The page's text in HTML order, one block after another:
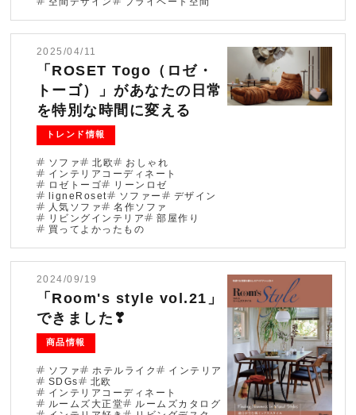
採用情報
オンラインショッ
プ
2025/04/11
「ROSET Togo（ロゼ・
トーゴ）」があなたの日常
を特別な時間に変える
トレンド情報
ソファ 北欧
おしゃれ
インテリアコーディネート
ロゼトーゴ
リーンロゼ
ligneRoset
ソファー
デザイン
人気ソファ
名作ソファ
リビングインテリア
部屋作り
買ってよかったもの
2024/09/19
「Room's style vol.21」
できました❣
商品情報
ソファ ホテルライク
インテリア
SDGs
北欧
インテリアコーディネート
ルームズ大正堂
ルームズカタログ